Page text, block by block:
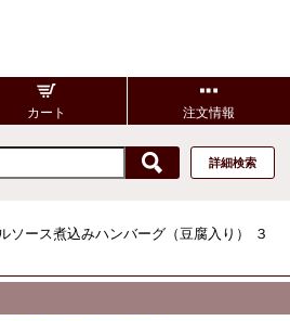
カート 注文情報
詳細検索
ソース煮込みハンバーグ（豆腐入り） ３